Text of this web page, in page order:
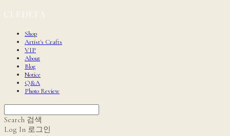
Shop
Artist's Crafts
VIP
About
Blog
Notice
Q&A
Photo Review
Search 검색
Log In 로그인